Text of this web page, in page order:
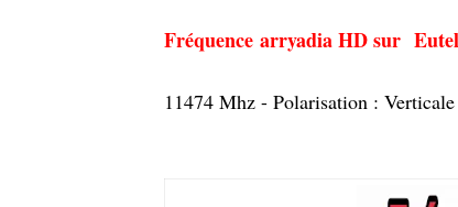
Fréquence arryadia HD sur
11474 Mhz - Polarisation :